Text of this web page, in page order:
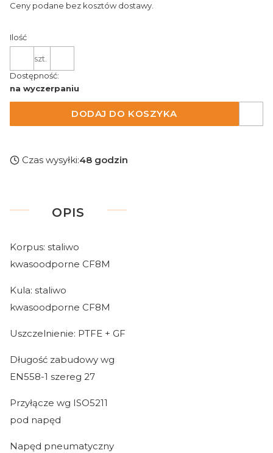
Ceny podane bez kosztów dostawy.
Ilość
szt.
Dostępność:
na wyczerpaniu
DODAJ DO KOSZYKA
Czas wysyłki:48 godzin
OPIS
Korpus: staliwo
kwasoodporne CF8M
Kula: staliwo
kwasoodporne CF8M
Uszczelnienie: PTFE + GF
Długość zabudowy wg
EN558-1 szereg 27
Przyłącze wg ISO5211
pod napęd
Napęd pneumatyczny